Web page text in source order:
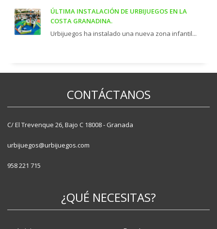
ÚLTIMA INSTALACIÓN DE URBIJUEGOS EN LA
COSTA GRANADINA.
Urbijuegos ha instalado una nueva zona infantil...
CONTÁCTANOS
C/ El Trevenque 26, Bajo C 18008 - Granada
urbijuegos@urbijuegos.com
958 221 715
¿QUÉ NECESITAS?